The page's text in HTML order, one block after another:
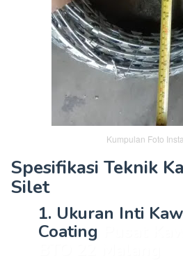
Kumpulan Foto
Spesifikasi Teknik
Silet
1. Ukuran Inti
Coating